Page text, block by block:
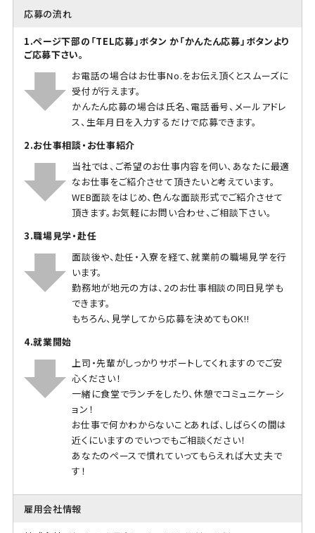
応募の流れ
1.ページ下部の「TEL応募」ボタン か「かんたん応募」ボタンより
ご応募下さい。
お電話の場合はお仕事No.をお伝え頂くとスムーズに
受付が行えます。
かんたん応募の場合は氏名、電話番号、メールアドレ
ス、生年月日を入力するだけで応募できます。
2.お仕事相談・お仕事紹介
当社では、ご希望のお仕事内容を伺い、あなたに最適
なお仕事をご紹介させて頂きたいと考えています。
WEB面談をはじめ、色んな面談形式でご紹介させて
頂きます。お気軽にお問い合わせ、ご相談下さい。
3.職場見学・赴任
面談後や、赴任・入寮を経て、就業前の職場見学を行
います。
勤務地が地元の方は、2のお仕事相談の同日見学も
できます。
もちろん、見学してから応募を決めてもOK!!
4.就業開始
上司・先輩がしっかりサポートしてくれますのでご安
心ください！
一緒に食堂でランチをしたり、休憩でコミュニケーシ
ョン！
お仕事で何かわからないことあれば、しばらくの間は
近くにいますのでいつでもご相談ください！
あなたのペースで慣れていってもらえれば大丈夫で
す！
雇用会社情報